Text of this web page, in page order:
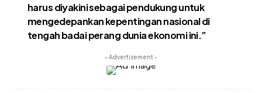
harus diyakini sebagai pendukung untuk
mengedepankan kepentingan nasional di
tengah badai perang dunia ekonomi ini.”
- Advertisement -